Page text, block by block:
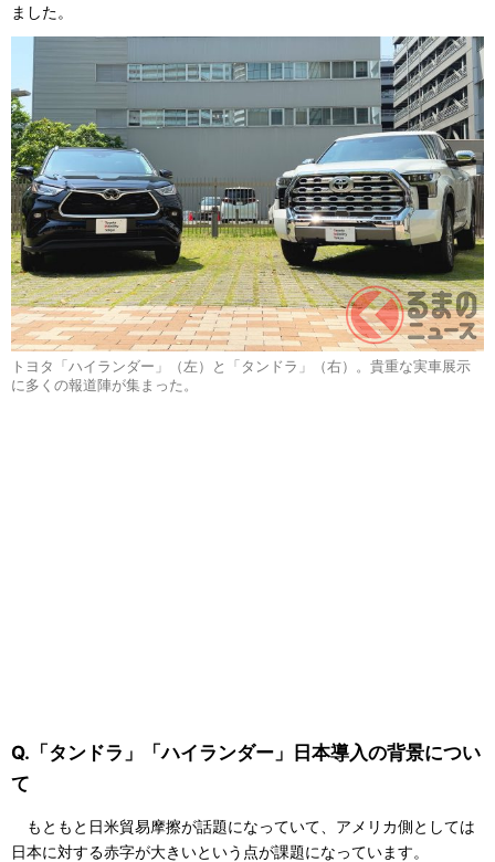
ました。
トヨタ「ハイランダー」（左）と「タンドラ」（右）。貴重な実車展示
に多くの報道陣が集まった。
Q.「タンドラ」「ハイランダー」日本導入の背景につい
て
もともと日米貿易摩擦が話題になっていて、アメリカ側としては
日本に対する赤字が大きいという点が課題になっています。